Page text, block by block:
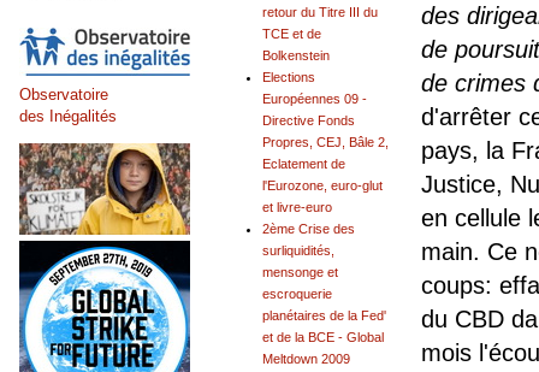
des
de
de crimes
d'arrêter
pays, la
Justice,
en cellule
main. Ce
coups:
du CBD
mois
retour du Titre III du
TCE et de
Bolkenstein
Elections
Européennes 09 -
Directive Fonds
Propres, CEJ, Bâle 2,
Eclatement de
l'Eurozone, euro-glut
et livre-euro
2ème Crise des
surliquidités,
mensonge et
escroquerie
planétaires de la Fed'
et de la BCE - Global
Meltdown 2009
Observatoire
des Inégalités